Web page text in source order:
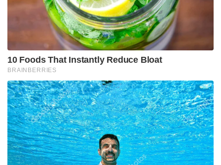
10 Foods That Instantly Reduce Bloat
BRAINBERRIES